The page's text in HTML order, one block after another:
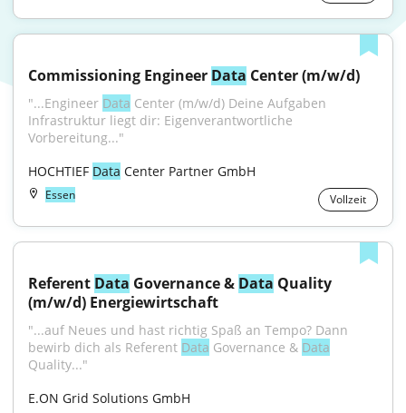
Commissioning Engineer Data Center (m/w/d)
"...Engineer Data Center (m/w/d) Deine Aufgaben
Infrastruktur liegt dir: Eigenverantwortliche
Vorbereitung..."
HOCHTIEF Data Center Partner GmbH
Essen Vollzeit
Referent Data Governance & Data Quality
(m/w/d) Energiewirtschaft
"...auf Neues und hast richtig Spaß an Tempo? Dann
bewirb dich als Referent Data Governance & Data
Quality..."
E.ON Grid Solutions GmbH